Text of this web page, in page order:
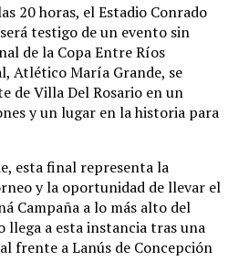
20 horas, el Estadio Conrado
testigo de un evento sin
de la Copa Entre Ríos
Atlético María Grande, se
de Villa Del Rosario en un
y un lugar en la historia para
esta final representa la
y la oportunidad de llevar el
Campaña a lo más alto del
a esta instancia tras una
frente a Lanús de Concepción